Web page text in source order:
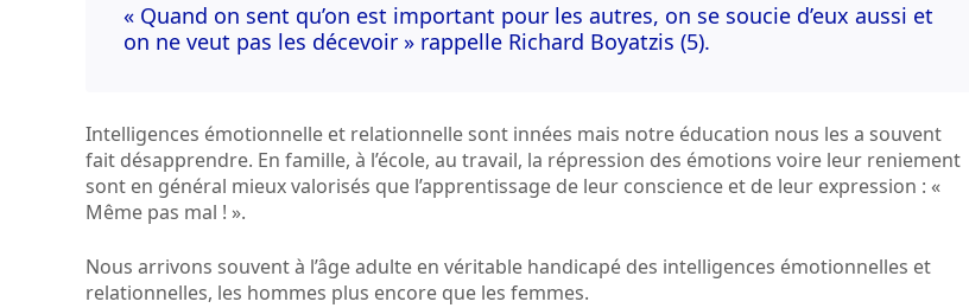
« Quand on sent qu’on est important pour les autres, on se soucie d’eux aussi et
on ne veut pas les décevoir » rappelle Richard Boyatzis (5).
Intelligences émotionnelle et relationnelle sont innées mais notre éducation nous les a souvent
fait désapprendre. En famille, à l’école, au travail, la répression des émotions voire leur reniement
sont en général mieux valorisés que l’apprentissage de leur conscience et de leur expression : «
Même pas mal ! ».
Nous arrivons souvent à l’âge adulte en véritable handicapé des intelligences émotionnelles et
relationnelles, les hommes plus encore que les femmes.